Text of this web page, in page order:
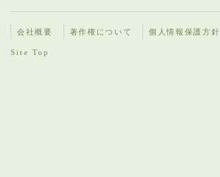
会社概要 著作権について 個人情報保護方針
Site Top